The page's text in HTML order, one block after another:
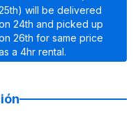
will be delivered
24th and picked up
26th for same price
a 4hr rental.